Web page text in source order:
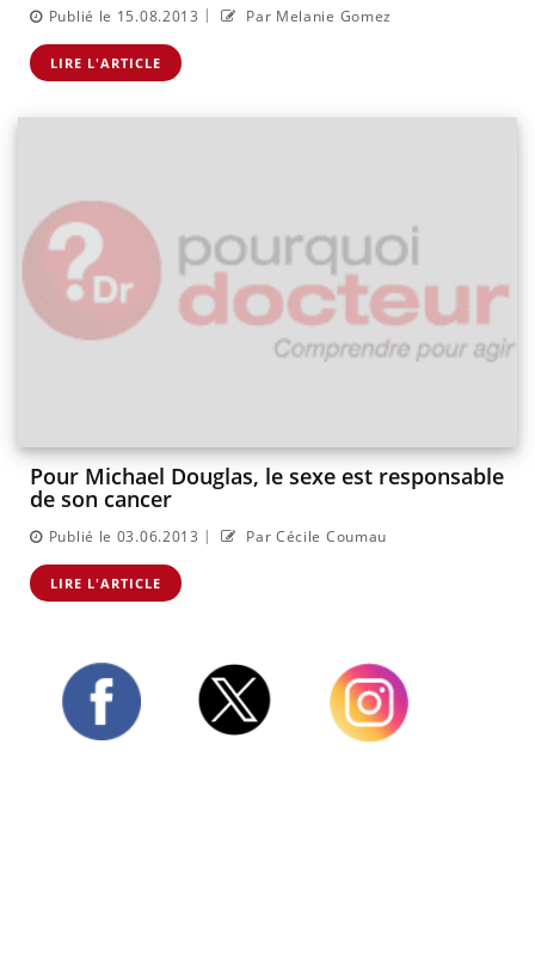
Publié le 15.08.2013 | Par Melanie Gomez
LIRE L'ARTICLE
Pour Michael Douglas, le sexe est responsable
de son cancer
Publié le 03.06.2013 | Par Cécile Coumau
LIRE L'ARTICLE